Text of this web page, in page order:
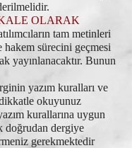
OLARAK
tam metinleri
hakem sürecini geçmesi
yayınlanacaktır. Bunun
yazım kuralları ve
okuyunuz
kurallarına uygun
doğrudan dergiye
gerekmektedir